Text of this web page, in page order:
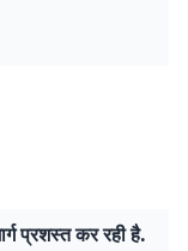
प्रशस्त कर रही है.